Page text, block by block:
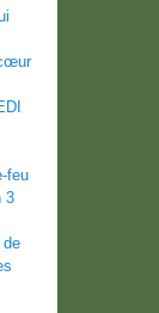
feu
3
de